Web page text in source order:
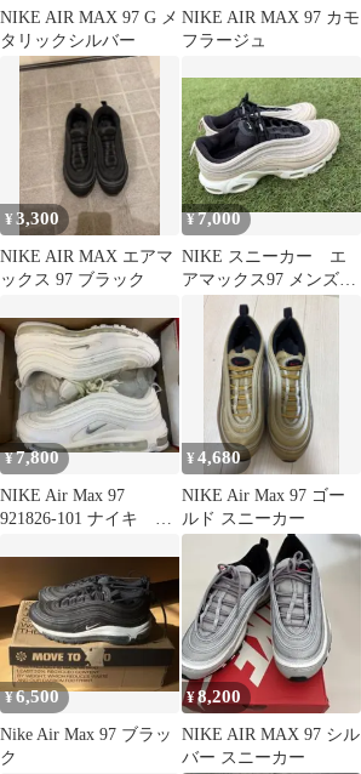
NIKE AIR MAX 97 G メ
タリックシルバー
NIKE AIR MAX 97 カモ
フラージュ
¥3,300
NIKE AIR MAX エアマ
ックス 97 ブラック
¥7,000
NIKE スニーカー エ
アマックス97 メンズ
ベージュ ブラック
¥7,800
NIKE Air Max 97
921826-101 ナイキ エ
¥4,680
NIKE Air Max 97 ゴー
ルド スニーカー
¥6,500
Nike Air Max 97 ブラッ
ク
¥8,200
NIKE AIR MAX 97 シル
バー スニーカー